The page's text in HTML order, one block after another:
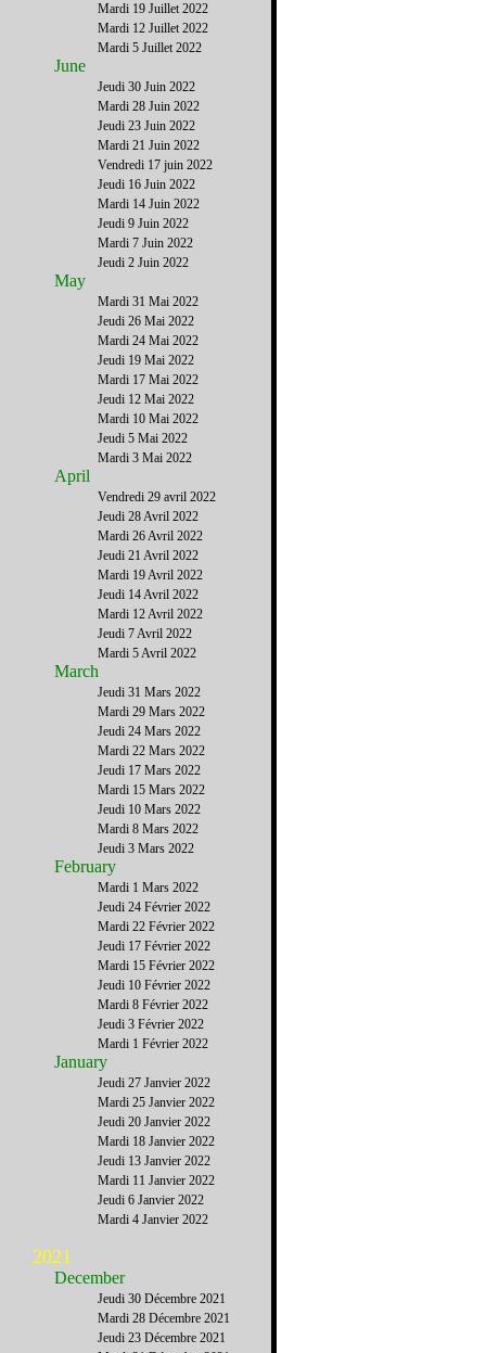
Mardi 19 Juillet 2022
Mardi 12 Juillet 2022
Mardi 5 Juillet 2022
June
Jeudi 30 Juin 2022
Mardi 28 Juin 2022
Jeudi 23 Juin 2022
Mardi 21 Juin 2022
Vendredi 17 juin 2022
Jeudi 16 Juin 2022
Mardi 14 Juin 2022
Jeudi 9 Juin 2022
Mardi 7 Juin 2022
Jeudi 2 Juin 2022
May
Mardi 31 Mai 2022
Jeudi 26 Mai 2022
Mardi 24 Mai 2022
Jeudi 19 Mai 2022
Mardi 17 Mai 2022
Jeudi 12 Mai 2022
Mardi 10 Mai 2022
Jeudi 5 Mai 2022
Mardi 3 Mai 2022
April
Vendredi 29 avril 2022
Jeudi 28 Avril 2022
Mardi 26 Avril 2022
Jeudi 21 Avril 2022
Mardi 19 Avril 2022
Jeudi 14 Avril 2022
Mardi 12 Avril 2022
Jeudi 7 Avril 2022
Mardi 5 Avril 2022
March
Jeudi 31 Mars 2022
Mardi 29 Mars 2022
Jeudi 24 Mars 2022
Mardi 22 Mars 2022
Jeudi 17 Mars 2022
Mardi 15 Mars 2022
Jeudi 10 Mars 2022
Mardi 8 Mars 2022
Jeudi 3 Mars 2022
February
Mardi 1 Mars 2022
Jeudi 24 Février 2022
Mardi 22 Février 2022
Jeudi 17 Février 2022
Mardi 15 Février 2022
Jeudi 10 Février 2022
Mardi 8 Février 2022
Jeudi 3 Février 2022
Mardi 1 Février 2022
January
Jeudi 27 Janvier 2022
Mardi 25 Janvier 2022
Jeudi 20 Janvier 2022
Mardi 18 Janvier 2022
Jeudi 13 Janvier 2022
Mardi 11 Janvier 2022
Jeudi 6 Janvier 2022
Mardi 4 Janvier 2022
2021
December
Jeudi 30 Décembre 2021
Mardi 28 Décembre 2021
Jeudi 23 Décembre 2021